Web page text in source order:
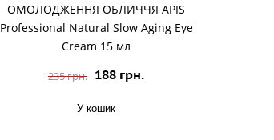
ОМОЛОДЖЕННЯ ОБЛИЧЧЯ APIS
Professional Natural Slow Aging Eye
Cream 15 мл
235 грн. 188 грн.
У кошик